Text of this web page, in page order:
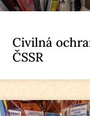
Civilná
ČSSR